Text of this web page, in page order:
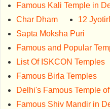
Famous Kali Temple in
Char Dham
12
Sapta Moksha Puri
Famous and Popular
List Of ISKCON Temples
Famous Birla Temples
Delhi's Famous Temple
Famous Shiv Mandir in